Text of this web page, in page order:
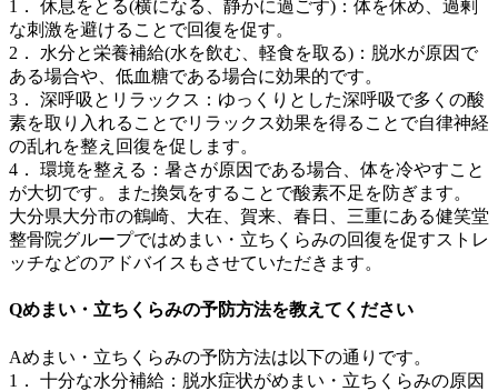
1． 休息をとる(横になる、静かに過ごす)：体を休め、過剰
な刺激を避けることで回復を促す。
2． 水分と栄養補給(水を飲む、軽食を取る)：脱水が原因で
ある場合や、低血糖である場合に効果的です。
3． 深呼吸とリラックス：ゆっくりとした深呼吸で多くの酸
素を取り入れることでリラックス効果を得ることで自律神経
の乱れを整え回復を促します。
4． 環境を整える：暑さが原因である場合、体を冷やすこと
が大切です。また換気をすることで酸素不足を防ぎます。
大分県大分市の鶴崎、大在、賀来、春日、三重にある健笑堂
整骨院グループではめまい・立ちくらみの回復を促すストレ
ッチなどのアドバイスもさせていただきます。
Qめまい・立ちくらみの予防方法を教えてください
Aめまい・立ちくらみの予防方法は以下の通りです。
1． 十分な水分補給：脱水症状がめまい・立ちくらみの原因